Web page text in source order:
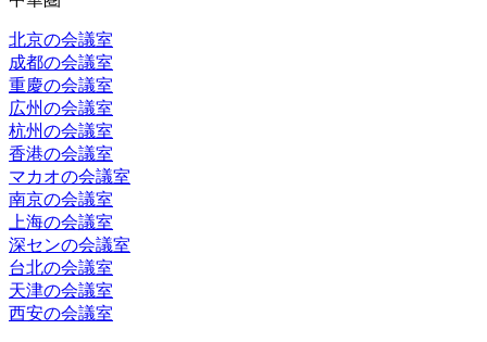
北京の会議室
成都の会議室
重慶の会議室
広州の会議室
杭州の会議室
香港の会議室
マカオの会議室
南京の会議室
上海の会議室
深センの会議室
台北の会議室
天津の会議室
西安の会議室